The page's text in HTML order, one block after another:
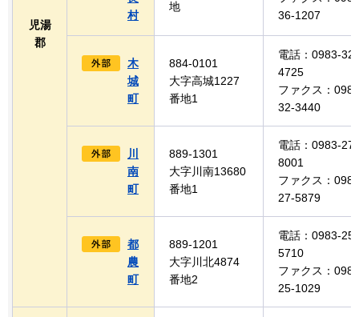
児湯
郡
村
地
36-1207
木
城
町
884-0101
大字高城1227
番地1
電話：0983-32-
4725
ファクス：
32-3440
川
南
町
889-1301
大字川南13680
番地1
電話：0983-27-
8001
ファクス：
27-5879
都
農
町
889-1201
大字川北4874
番地2
電話：0983-25-
5710
ファクス：
25-1029